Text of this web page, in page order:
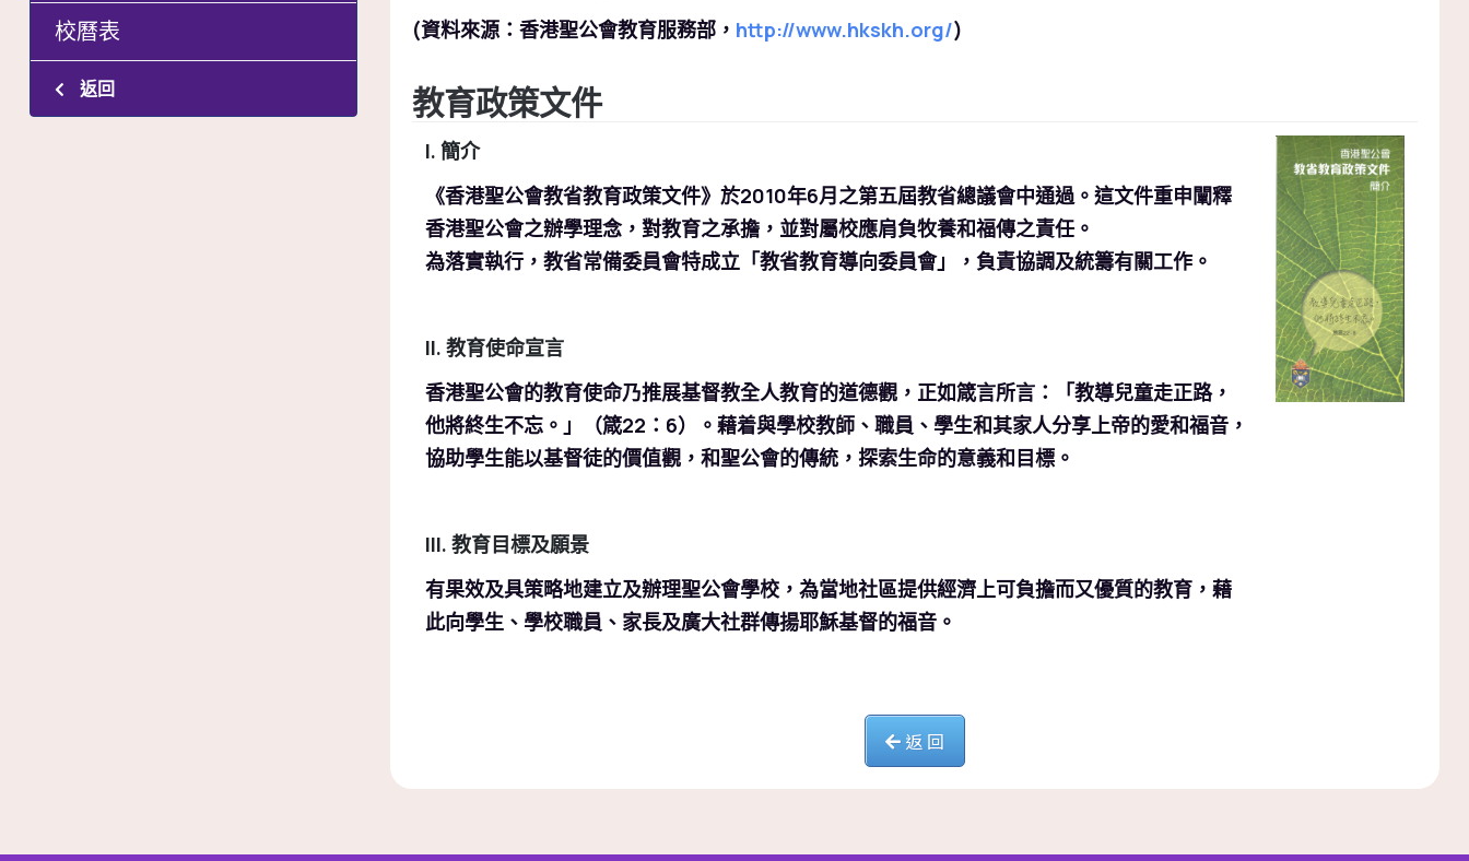
校曆表
返回
(資料來源：香港聖公會教育服務部， http://www.hkskh.org/)
教育政策文件
I. 簡介
《香港聖公會教省教育政策文件》於2010年6月之第五屆教省總議會中通過。這文件重申闡釋
香港聖公會之辦學理念，對教育之承擔，並對屬校應肩負牧養和福傳之責任。
為落實執行，教省常備委員會特成立「教省教育導向委員會」，負責協調及統籌有關工作。
II. 教育使命宣言
香港聖公會的教育使命乃推展基督教全人教育的道德觀，正如箴言所言：「教導兒童走正路，
他將終生不忘。」（箴22：6）。藉着與學校教師、職員、學生和其家人分享上帝的愛和福音，
協助學生能以基督徒的價值觀，和聖公會的傳統，探索生命的意義和目標。
III. 教育目標及願景
有果效及具策略地建立及辦理聖公會學校，為當地社區提供經濟上可負擔而又優質的教育，藉
此向學生、學校職員、家長及廣大社群傳揚耶穌基督的福音。
返 回